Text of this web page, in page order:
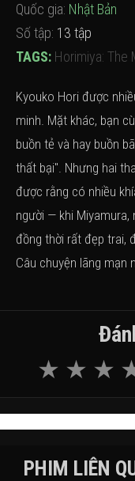
Quốc gia: Nhật Bản
Số tập: 13 tập
TAGS: Horimiya: The
Kyouko Hori được
minh. Mặt khác, bạn
buồn tẻ và hay buồn
thất bại". Nhưng hai
được rằng có nhiều
người — khi Miyamura,
đồng thời rất đẹp trai,
Câu chuyện lãng mạn
PHIM LIÊN